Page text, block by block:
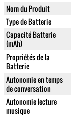
Nom du Produit
Type de Batterie
Capacité Batterie
(mAh)
Propriétés de la
Batterie
Autonomie en temps
de conversation
Autonomie lecture
musique